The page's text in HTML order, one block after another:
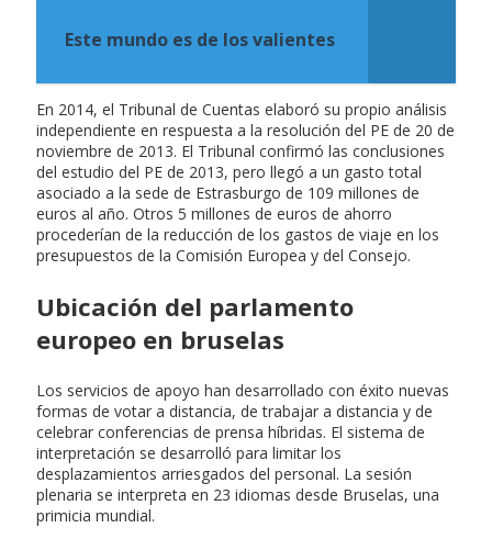
Este mundo es de los valientes
En 2014, el Tribunal de Cuentas elaboró su propio análisis
independiente en respuesta a la resolución del PE de 20 de
noviembre de 2013. El Tribunal confirmó las conclusiones
del estudio del PE de 2013, pero llegó a un gasto total
asociado a la sede de Estrasburgo de 109 millones de
euros al año. Otros 5 millones de euros de ahorro
procederían de la reducción de los gastos de viaje en los
presupuestos de la Comisión Europea y del Consejo.
Ubicación del parlamento
europeo en bruselas
Los servicios de apoyo han desarrollado con éxito nuevas
formas de votar a distancia, de trabajar a distancia y de
celebrar conferencias de prensa híbridas. El sistema de
interpretación se desarrolló para limitar los
desplazamientos arriesgados del personal. La sesión
plenaria se interpreta en 23 idiomas desde Bruselas, una
primicia mundial.